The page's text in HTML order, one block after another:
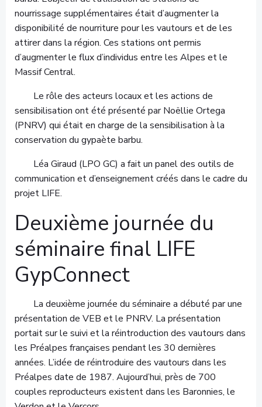
nourrissage supplémentaires était d’augmenter la
disponibilité de nourriture pour les vautours et de les
attirer dans la région. Ces stations ont permis
d’augmenter le flux d’individus entre les Alpes et le
Massif Central.
Le rôle des acteurs locaux et les actions de
sensibilisation ont été présenté par Noëllie Ortega
(PNRV) qui était en charge de la sensibilisation à la
conservation du gypaète barbu.
Léa Giraud (LPO GC) a fait un panel des outils de
communication et d’enseignement créés dans le cadre du
projet LIFE.
Deuxième journée du
séminaire final LIFE
GypConnect
La deuxième journée du séminaire a débuté par une
présentation de VEB et le PNRV. La présentation
portait sur le suivi et la réintroduction des vautours dans
les Préalpes françaises pendant les 30 dernières
années. L’idée de réintroduire des vautours dans les
Préalpes date de 1987. Aujourd’hui, près de 700
couples reproducteurs existent dans les Baronnies, le